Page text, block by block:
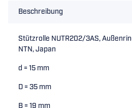
Beschreibung
Stützrolle NUTR202/3AS,
NTN, Japan
d = 15 mm
D = 35 mm
B = 19 mm